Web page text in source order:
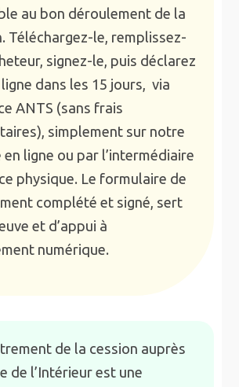
au bon déroulement de la
Téléchargez-le, remplissez-
signez-le, puis déclarez
dans les 15 jours, via
ANTS (sans frais
simplement sur notre
ligne ou par l’intermédiaire
physique. Le formulaire de
complété et signé, sert
et d’appui à
numérique.
de la cession auprès
de l’Intérieur est une